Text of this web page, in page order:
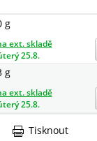
g
ext. skladě
25.8.
g
ext. skladě
25.8.
Tisknout